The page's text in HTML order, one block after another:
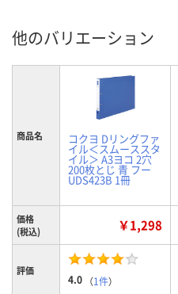
他のバリエーション
商品名 コクヨ Dリングファ
イル＜スムーススタ
イル＞ A3ヨコ 2穴
200枚とじ 青 フー
UDS423B 1冊
価格
(税込)
￥1,298
評価
4.0 （1件）